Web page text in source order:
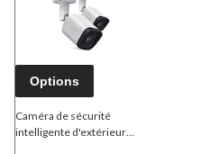
Options
Caméra de sécurité
intelligente d'extérieur